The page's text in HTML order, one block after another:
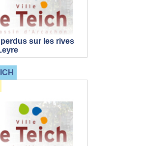
sur les rives